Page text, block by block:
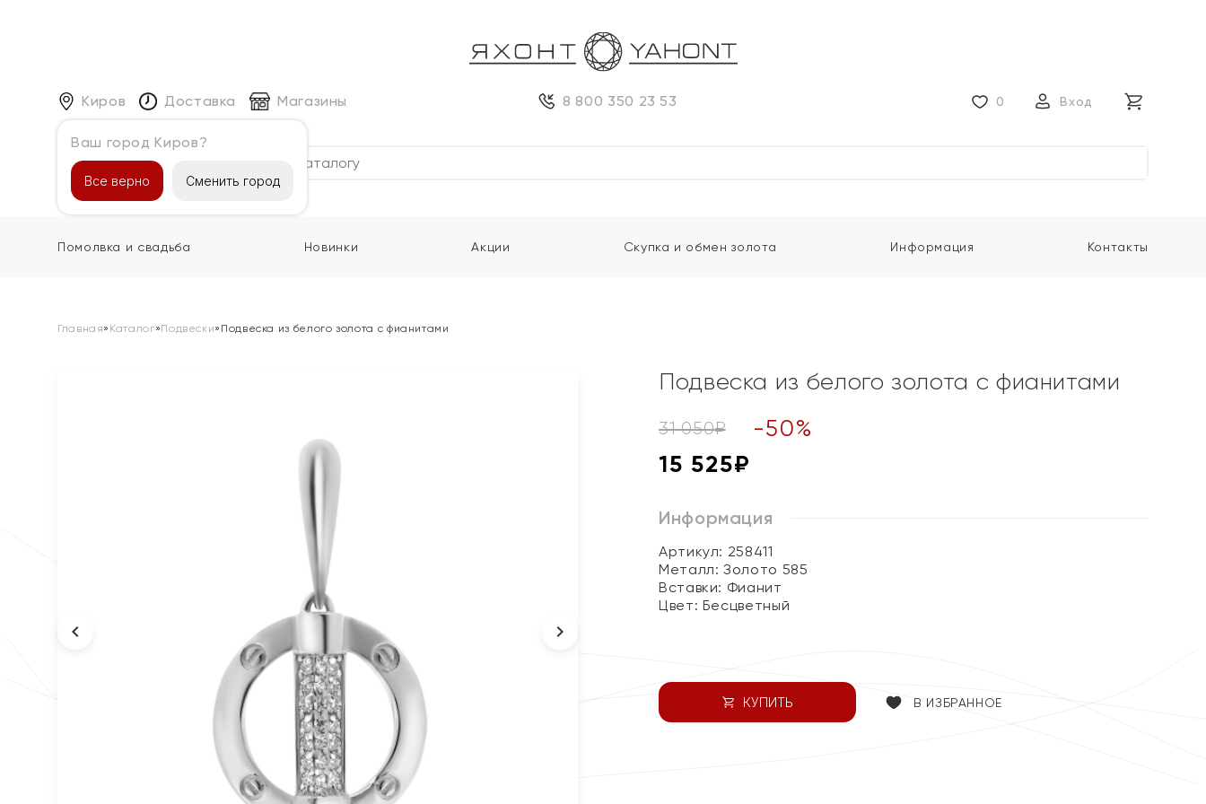
Киров
Ваш город Киров?
Все верно Сменить город
Доставка Магазины 8 800 350 23 53 0 Вход
Каталог
Помолвка и свадьба Новинки Акции Скупка и обмен золота Информация Контакты
Главная» Каталог»Подвески» Подвеска из белого золота с фианитами
Подвеска из белого золота с фианитами
31 050₽ -50%
15 525₽
Информация
Артикул: 258411
Металл:Золото 585
Вставки: Фианит
Цвет: Бесцветный
КУПИТЬ В ИЗБРАННОЕ